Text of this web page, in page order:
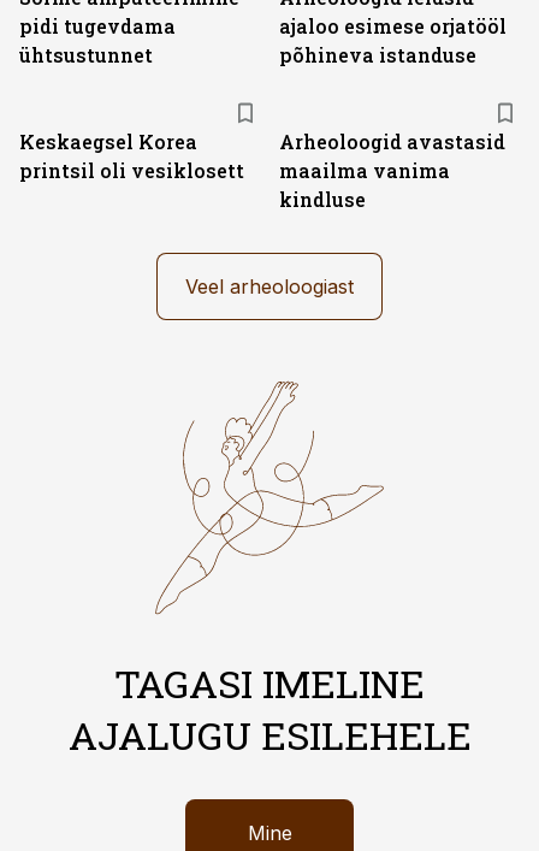
pidi tugevdama
ühtsustunnet
ajaloo esimese orjatööl
põhineva istanduse
Keskaegsel Korea
printsil oli vesiklosett
Arheoloogid avastasid
maailma vanima
kindluse
Veel arheoloogiast
TAGASI IMELINE
AJALUGU ESILEHELE
Mine